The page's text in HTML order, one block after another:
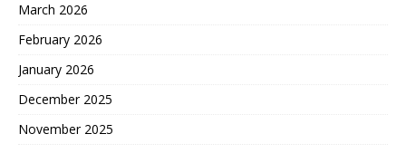
March 2026
February 2026
January 2026
December 2025
November 2025